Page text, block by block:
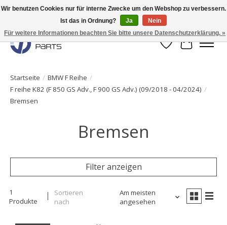
Originale Teile sofort lieferbar!
Wunschzettel
Ihr
Startseite / BMW F Reihe /
F reihe K82 (F 850 GS Adv., F 900 GS Adv.) (09/2018 - 04/2024) /
Bremsen
Bremsen
Filter anzeigen
1
Produkte
Sortieren
nach
Am meisten
angesehen
Wir benutzen Cookies nur für interne Zwecke um den Webshop zu verbessern.
Ist das in Ordnung?
Ja
Nein
Für weitere Informationen beachten Sie bitte unsere Datenschutzerklärung. »